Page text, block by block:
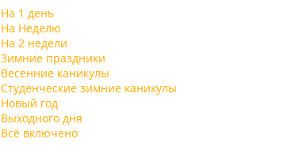
На 1 день
На Неделю
На 2 недели
Зимние праздники
Весенние каникулы
Студенческие зимние каникулы
Новый год
Выходного дня
Всё включено